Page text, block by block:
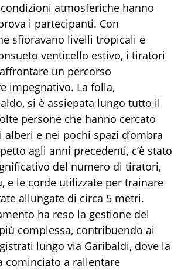
condizioni atmosferiche hanno
i partecipanti. Con
sfioravano livelli tropicali e
venticello estivo, i tiratori
un percorso
impegnativo. La folla,
si è assiepata lungo tutto il
persone che hanno cercato
e nei pochi spazi d’ombra
agli anni precedenti, c’è stato
del numero di tiratori,
e le corde utilizzate per trainare
allungate di circa 5 metri.
ha reso la gestione del
complessa, contribuendo ai
lungo via Garibaldi, dove la
cominciato a rallentare